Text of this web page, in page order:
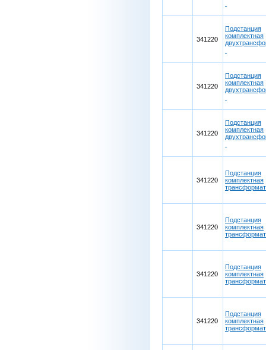
341220
Подстанция
комплектная
341220
Подстанция
комплектная
341220
Подстанция
комплектная
341220
Подстанция
комплектная
341220
Подстанция
комплектная
341220
Подстанция
комплектная
341220
Подстанция
комплектная